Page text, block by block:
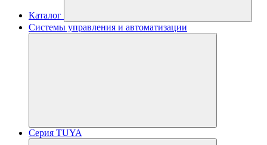
Каталог
Системы управления и автоматизации
Серия TUYA